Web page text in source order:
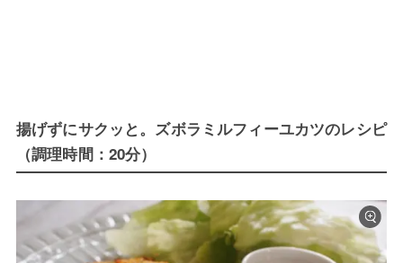
揚げずにサクッと。ズボラミルフィーユカツのレシピ
（調理時間：20分）